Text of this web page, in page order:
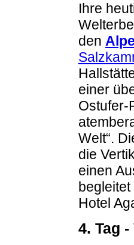
Ihre
den
einer
Ostufer-
Welt“.
die
einen
Hotel
4. Tag